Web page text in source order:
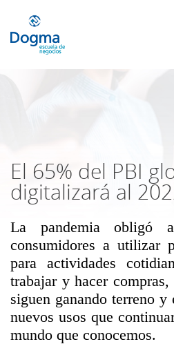
El 65% del PBI
digitalizará al
La pandemia obligó
consumidores a utilizar
para actividades
trabajar y hacer
siguen ganando terreno
nuevos usos que
mundo que conocemos.
próximos
Más Cursos